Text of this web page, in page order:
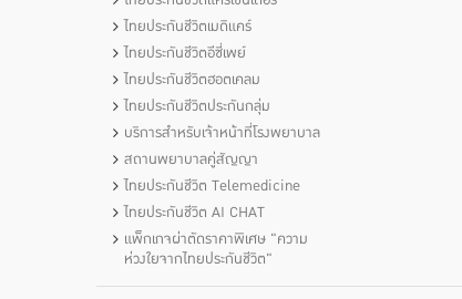
ไทยประกันชีวิตเมดิแคร์
ไทยประกันชีวิตอีซี่เพย์
ไทยประกันชีวิตฮอตเคลม
ไทยประกันชีวิตประกันกลุ่ม
บริการสำหรับเจ้าหน้าที่โรงพยาบาล
สถานพยาบาลคู่สัญญา
ไทยประกันชีวิต Telemedicine
ไทยประกันชีวิต AI CHAT
แพ็กเกจผ่าตัดราคาพิเศษ "ความ
ห่วงใยจากไทยประกันชีวิต"